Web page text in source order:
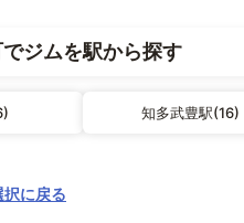
ジムを駅から探す
知多武豊駅(16)
に戻る